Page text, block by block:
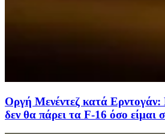
Οργή Μενέντεζ κατά Ερντογάν:
δεν θα πάρει τα F-16 όσο είμαι